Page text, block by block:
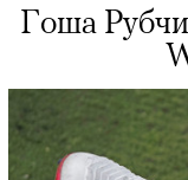
Гоша